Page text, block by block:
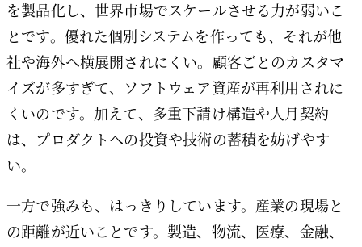
を製品化し、世界市場でスケールさせる力が弱いこ
とです。優れた個別システムを作っても、それが他
社や海外へ横展開されにくい。顧客ごとのカスタマ
イズが多すぎて、ソフトウェア資産が再利用されに
くいのです。加えて、多重下請け構造や人月契約
は、プロダクトへの投資や技術の蓄積を妨げやす
い。
一方で強みも、はっきりしています。産業の現場と
の距離が近いことです。製造、物流、医療、金融、